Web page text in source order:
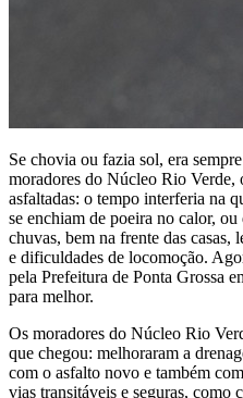
Se chovia ou fazia sol, era
moradores do Núcleo Rio Verde,
asfaltadas: o tempo interferia na
se enchiam de poeira no calor, ou
chuvas, bem na frente das
e dificuldades de locomoção.
pela Prefeitura de Ponta Grossa
para melhor.
Os moradores do Núcleo Rio
que chegou: melhoraram a
com o asfalto novo e também
vias transitáveis e seguras, como